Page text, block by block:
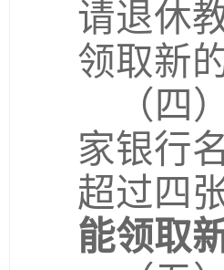
请退休
领取新
（四
家银行
超过四张
能领取